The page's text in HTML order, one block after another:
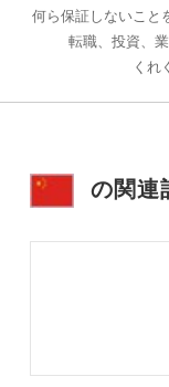
何ら保証しないこと
転職、投資、
くれ
の関連